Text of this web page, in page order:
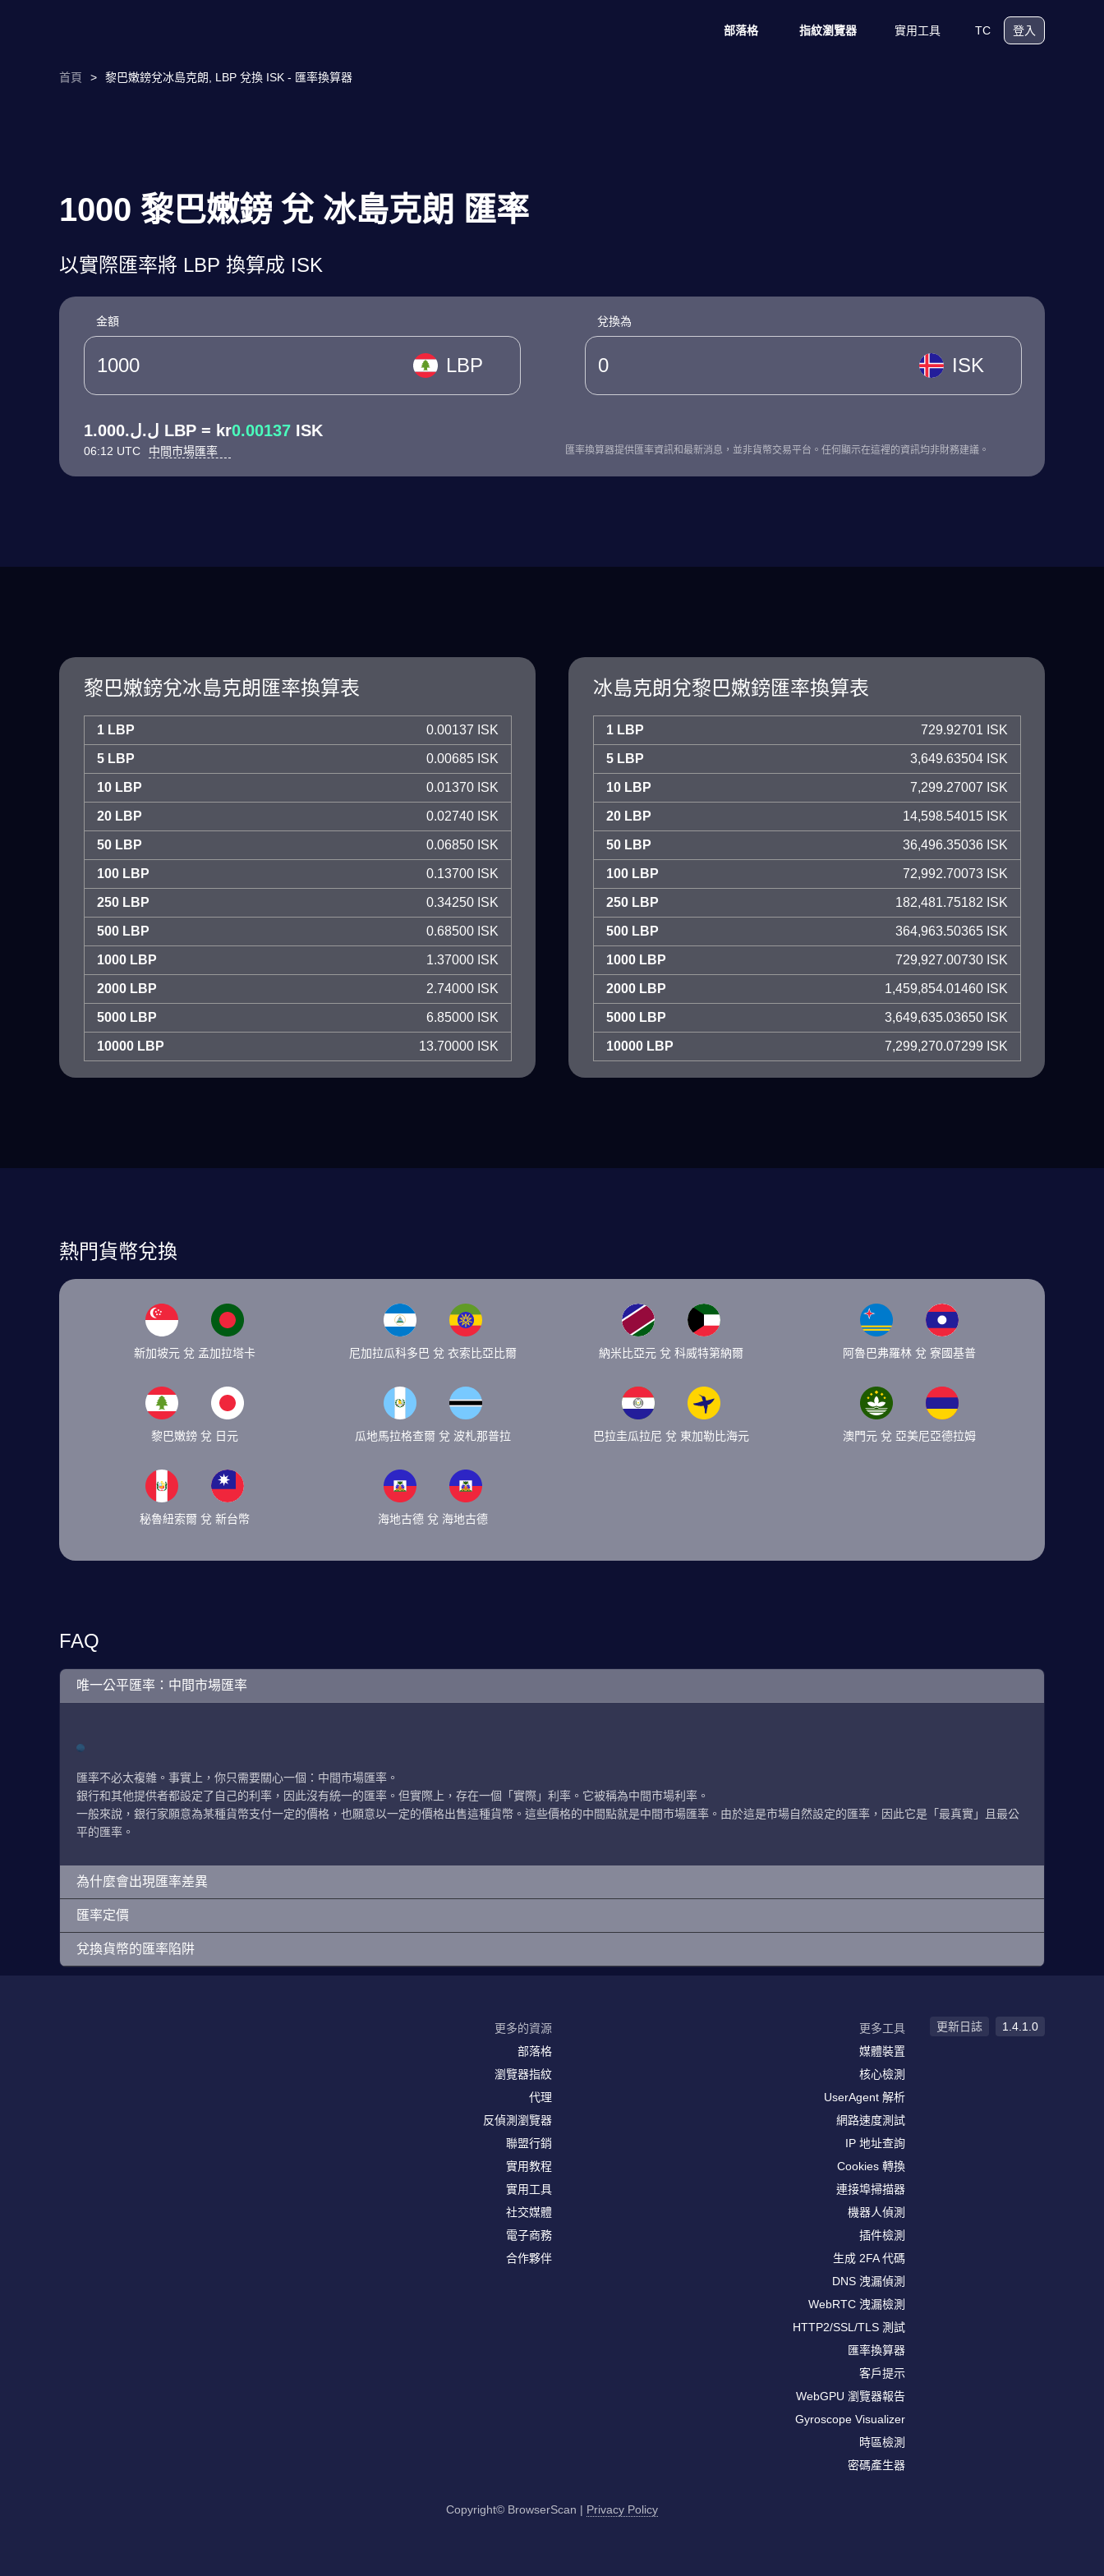
部落格 指紋瀏覽器 實用工具 TC 登入
首頁 > 黎巴嫩鎊兌冰島克朗, LBP 兌換 ISK - 匯率換算器
1000 黎巴嫩鎊 兌 冰島克朗 匯率
以實際匯率將 LBP 換算成 ISK
金額
LBP
兌換為
ISK
ل.ل.1.000 LBP = kr0.00137 ISK
06:12 UTC 中間市場匯率 匯率換算器提供匯率資訊和最新消息，並非貨幣交易平台。任何顯示在這裡的資訊均非財務建議。
黎巴嫩鎊兌冰島克朗匯率換算表
1 LBP 0.00137 ISK
5 LBP 0.00685 ISK
10 LBP 0.01370 ISK
20 LBP 0.02740 ISK
50 LBP 0.06850 ISK
100 LBP 0.13700 ISK
250 LBP 0.34250 ISK
500 LBP 0.68500 ISK
1000 LBP 1.37000 ISK
2000 LBP 2.74000 ISK
5000 LBP 6.85000 ISK
10000 LBP 13.70000 ISK
冰島克朗兌黎巴嫩鎊匯率換算表
1 LBP 729.92701 ISK
5 LBP 3,649.63504 ISK
10 LBP 7,299.27007 ISK
20 LBP 14,598.54015 ISK
50 LBP 36,496.35036 ISK
100 LBP 72,992.70073 ISK
250 LBP 182,481.75182 ISK
500 LBP 364,963.50365 ISK
1000 LBP 729,927.00730 ISK
2000 LBP 1,459,854.01460 ISK
5000 LBP 3,649,635.03650 ISK
10000 LBP 7,299,270.07299 ISK
熱門貨幣兌換
新加坡元 兌 孟加拉塔卡 尼加拉瓜科多巴 兌 衣索比亞比爾 納米比亞元 兌 科威特第納爾 阿魯巴弗羅林 兌 寮國基普
黎巴嫩鎊 兌 日元 瓜地馬拉格查爾 兌 波札那普拉 巴拉圭瓜拉尼 兌 東加勒比海元 澳門元 兌 亞美尼亞德拉姆
秘魯紐索爾 兌 新台幣 海地古德 兌 海地古德
FAQ
唯一公平匯率：中間市場匯率
匯率不必太複雜。事實上，你只需要關心一個：中間市場匯率。
銀行和其他提供者都設定了自己的利率，因此沒有統一的匯率。但實際上，存在一個「實際」利率。它被稱為中間市場利率。
一般來說，銀行家願意為某種貨幣支付一定的價格，也願意以一定的價格出售這種貨幣。這些價格的中間點就是中間市場匯率。由於這是市場自然設定的匯率，因此它是「最真實」且最公
平的匯率。
為什麼會出現匯率差異
匯率定價
兌換貨幣的匯率陷阱
更多的資源
部落格
瀏覽器指紋
代理
反偵測瀏覽器
聯盟行銷
實用教程
實用工具
社交媒體
電子商務
合作夥伴
更多工具
媒體裝置
核心檢測
UserAgent 解析
網路速度測試
IP 地址查詢
Cookies 轉換
連接埠掃描器
機器人偵測
插件檢測
生成 2FA 代碼
DNS 洩漏偵測
WebRTC 洩漏檢測
HTTP2/SSL/TLS 測試
匯率換算器
客戶提示
WebGPU 瀏覽器報告
Gyroscope Visualizer
時區檢測
密碼產生器
更新日誌 1.4.1.0
Copyright© BrowserScan | Privacy Policy